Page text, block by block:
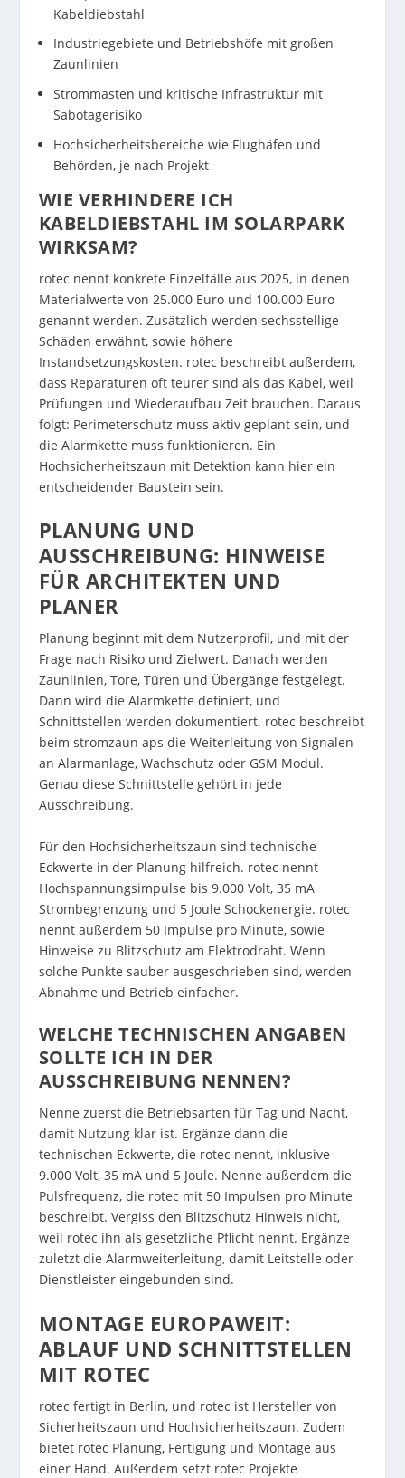
Kabeldiebstahl
Industriegebiete und Betriebshöfe mit großen
Zaunlinien
Strommasten und kritische Infrastruktur mit
Sabotagerisiko
Hochsicherheitsbereiche wie Flughäfen und
Behörden, je nach Projekt
WIE VERHINDERE ICH
KABELDIEBSTAHL IM SOLARPARK
WIRKSAM?
rotec nennt konkrete Einzelfälle aus 2025, in denen
Materialwerte von 25.000 Euro und 100.000 Euro
genannt werden. Zusätzlich werden sechsstellige
Schäden erwähnt, sowie höhere
Instandsetzungskosten. rotec beschreibt außerdem,
dass Reparaturen oft teurer sind als das Kabel, weil
Prüfungen und Wiederaufbau Zeit brauchen. Daraus
folgt: Perimeterschutz muss aktiv geplant sein, und
die Alarmkette muss funktionieren. Ein
Hochsicherheitszaun mit Detektion kann hier ein
entscheidender Baustein sein.
PLANUNG UND
AUSSCHREIBUNG: HINWEISE
FÜR ARCHITEKTEN UND
PLANER
Planung beginnt mit dem Nutzerprofil, und mit der
Frage nach Risiko und Zielwert. Danach werden
Zaunlinien, Tore, Türen und Übergänge festgelegt.
Dann wird die Alarmkette definiert, und
Schnittstellen werden dokumentiert. rotec beschreibt
beim stromzaun aps die Weiterleitung von Signalen
an Alarmanlage, Wachschutz oder GSM Modul.
Genau diese Schnittstelle gehört in jede
Ausschreibung.
Für den Hochsicherheitszaun sind technische
Eckwerte in der Planung hilfreich. rotec nennt
Hochspannungsimpulse bis 9.000 Volt, 35 mA
Strombegrenzung und 5 Joule Schockenergie. rotec
nennt außerdem 50 Impulse pro Minute, sowie
Hinweise zu Blitzschutz am Elektrodraht. Wenn
solche Punkte sauber ausgeschrieben sind, werden
Abnahme und Betrieb einfacher.
WELCHE TECHNISCHEN ANGABEN
SOLLTE ICH IN DER
AUSSCHREIBUNG NENNEN?
Nenne zuerst die Betriebsarten für Tag und Nacht,
damit Nutzung klar ist. Ergänze dann die
technischen Eckwerte, die rotec nennt, inklusive
9.000 Volt, 35 mA und 5 Joule. Nenne außerdem die
Pulsfrequenz, die rotec mit 50 Impulsen pro Minute
beschreibt. Vergiss den Blitzschutz Hinweis nicht,
weil rotec ihn als gesetzliche Pflicht nennt. Ergänze
zuletzt die Alarmweiterleitung, damit Leitstelle oder
Dienstleister eingebunden sind.
MONTAGE EUROPAWEIT:
ABLAUF UND SCHNITTSTELLEN
MIT ROTEC
rotec fertigt in Berlin, und rotec ist Hersteller von
Sicherheitszaun und Hochsicherheitszaun. Zudem
bietet rotec Planung, Fertigung und Montage aus
einer Hand. Außerdem setzt rotec Projekte